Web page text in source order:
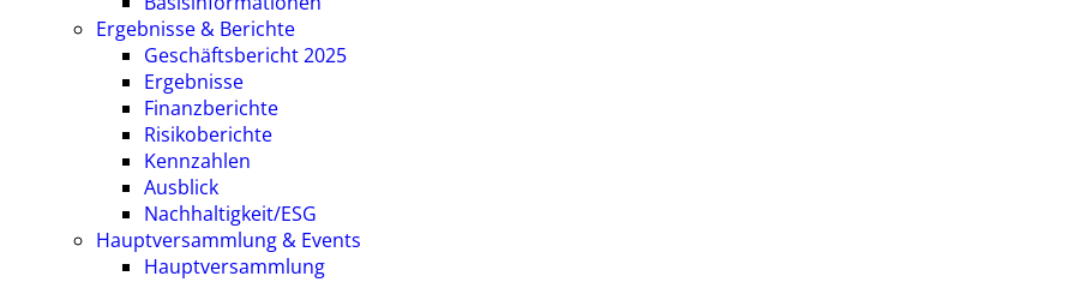
Ergebnisse & Berichte
Geschäftsbericht 2025
Ergebnisse
Finanzberichte
Risikoberichte
Kennzahlen
Ausblick
Nachhaltigkeit/ESG
Hauptversammlung & Events
Hauptversammlung